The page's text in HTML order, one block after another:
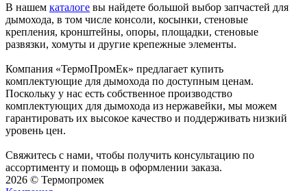
В нашем каталоге вы найдете большой выбор запчастей для
дымохода, в том числе консоли, косынки, стеновые
крепления, кронштейны, опоры, площадки, стеновые
развязки, хомуты и другие крепежные элементы.
Компания «ТермоПромЕк» предлагает купить
комплектующие для дымохода по доступным ценам.
Поскольку у нас есть собственное производство
комплектующих для дымохода из нержавейки, мы можем
гарантировать их высокое качество и поддерживать низкий
уровень цен.
Свяжитесь с нами, чтобы получить консультацию по
ассортименту и помощь в оформлении заказа.
2026 © Термопромек